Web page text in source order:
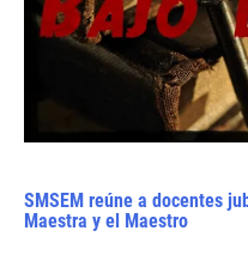
SMSEM reúne a docentes
Maestra y el Maestro